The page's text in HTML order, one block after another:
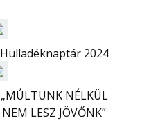
Hulladéknaptár 2024
„MÚLTUNK NÉLKÜL
NEM LESZ JÖVŐNK”